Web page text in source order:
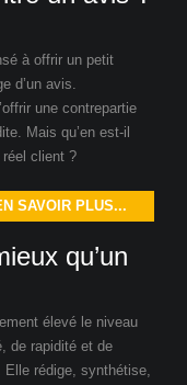
à offrir un petit
d’un avis.
une contrepartie
Mais qu’en est-il
réel client ?
SAVOIR PLUS...
qu’un
élevé le niveau
de rapidité et de
Elle rédige, synthétise,